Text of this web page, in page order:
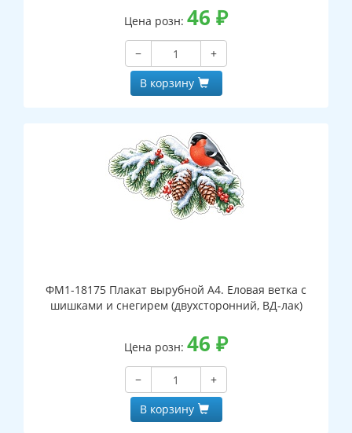
Цена розн: 46 ₽
−
+
В корзину
ФМ1-18175 Плакат вырубной А4. Еловая ветка с
шишками и снегирем (двухсторонний, ВД-лак)
Цена розн: 46 ₽
−
+
В корзину